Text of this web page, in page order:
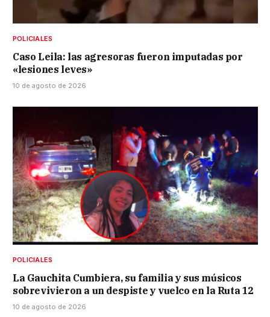
POLICIALES
Caso Leila: las agresoras fueron imputadas por
«lesiones leves»
10 de agosto de 2026
POLICIALES
La Gauchita Cumbiera, su familia y sus músicos
sobrevivieron a un despiste y vuelco en la Ruta 12
10 de agosto de 2026